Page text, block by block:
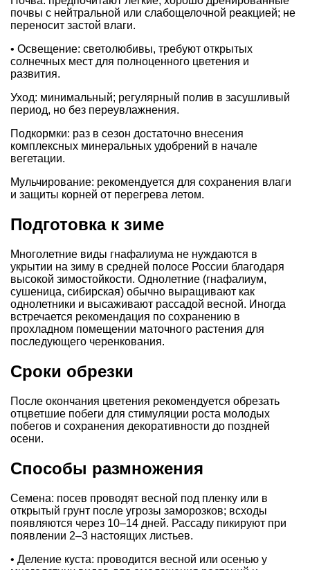
почвы с нейтральной или слабощелочной реакцией; не
переносит застой влаги.
• Освещение: светолюбивы, требуют открытых
солнечных мест для полноценного цветения и
развития.
Уход: минимальный; регулярный полив в засушливый
период, но без переувлажнения.
Подкормки: раз в сезон достаточно внесения
комплексных минеральных удобрений в начале
вегетации.
Мульчирование: рекомендуется для сохранения влаги
и защиты корней от перегрева летом.
Подготовка к зиме
Многолетние виды гнафалиума не нуждаются в
укрытии на зиму в средней полосе России благодаря
высокой зимостойкости. Однолетние (гнафалиум,
сушеница, сибирская) обычно выращивают как
однолетники и высаживают рассадой весной. Иногда
встречается рекомендация по сохранению в
прохладном помещении маточного растения для
последующего черенкования.
Сроки обрезки
После окончания цветения рекомендуется обрезать
отцветшие побеги для стимуляции роста молодых
побегов и сохранения декоративности до поздней
осени.
Способы размножения
Семена: посев проводят весной под пленку или в
открытый грунт после угрозы заморозков; всходы
появляются через 10–14 дней. Рассаду пикируют при
появлении 2–3 настоящих листьев.
• Деление куста: проводится весной или осенью у